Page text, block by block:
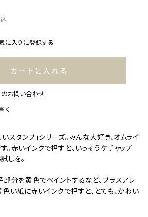
に入りに登録する
カートに入れる
お問い合わせ
く
スタンプ」シリーズ。みんな大好き、オムライ
。赤いインクで押すと、いっそうケチャップ
しを。
部分を黄色でペイントするなど、プラスアレ
色い紙に赤いインクで押すと、とても、かわい